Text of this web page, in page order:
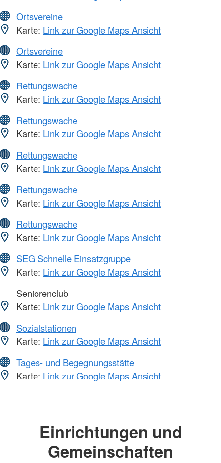
Ortsvereine
Karte: Link zur Google Maps Ansicht
Ortsvereine
Karte: Link zur Google Maps Ansicht
Rettungswache
Karte: Link zur Google Maps Ansicht
Rettungswache
Karte: Link zur Google Maps Ansicht
Rettungswache
Karte: Link zur Google Maps Ansicht
Rettungswache
Karte: Link zur Google Maps Ansicht
Rettungswache
Karte: Link zur Google Maps Ansicht
SEG Schnelle Einsatzgruppe
Karte: Link zur Google Maps Ansicht
Seniorenclub
Karte: Link zur Google Maps Ansicht
Sozialstationen
Karte: Link zur Google Maps Ansicht
Tages- und Begegnungsstätte
Karte: Link zur Google Maps Ansicht
Einrichtungen und
Gemeinschaften